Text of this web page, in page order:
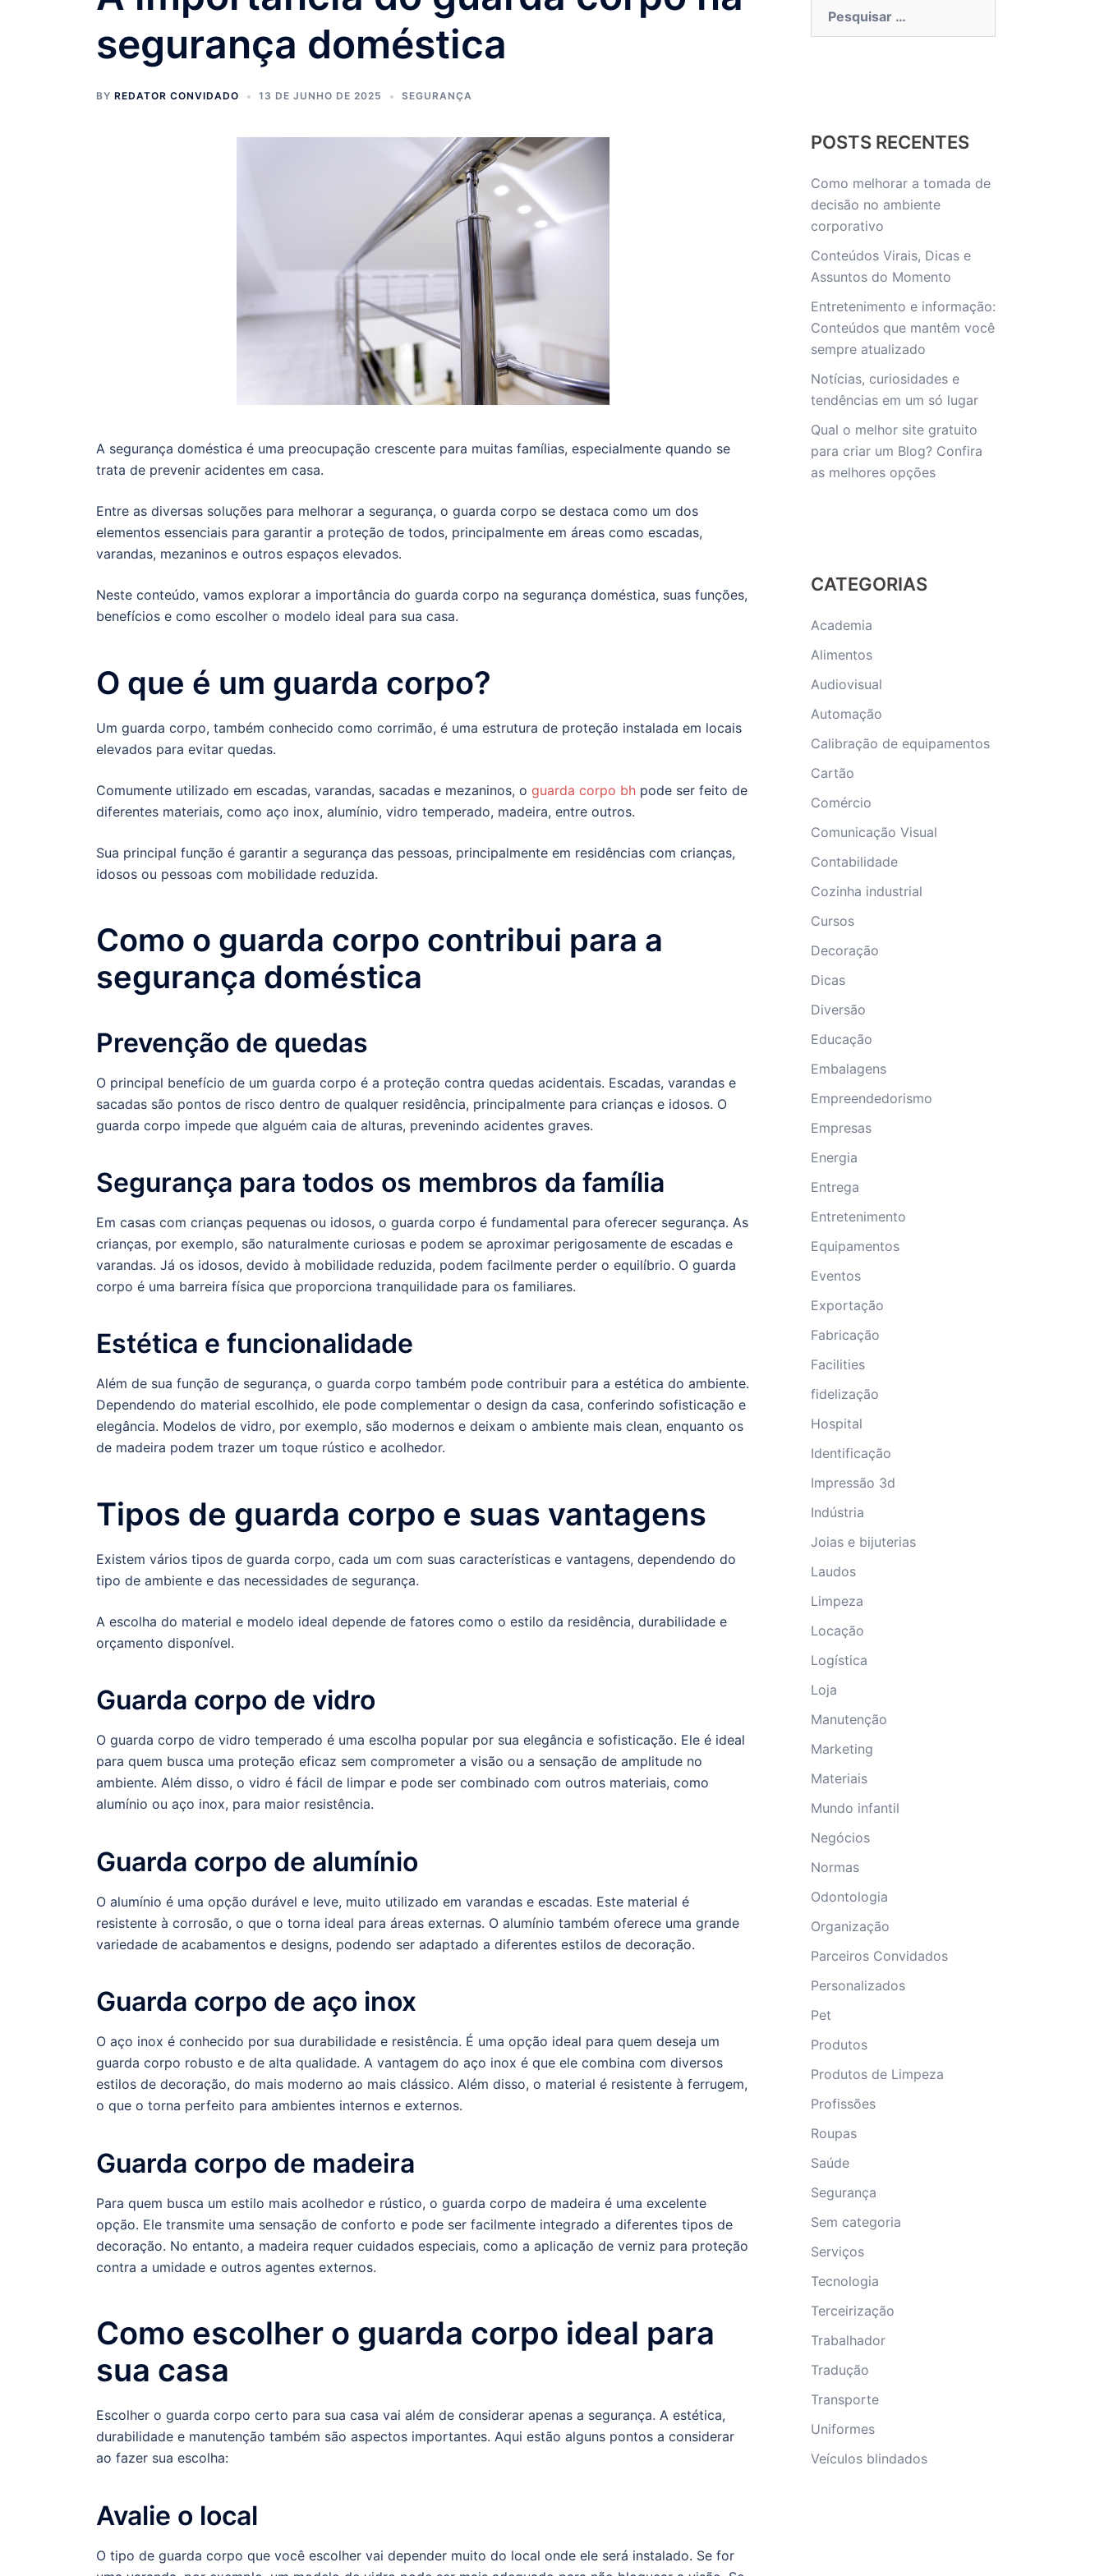
segurança doméstica
BY REDATOR CONVIDADO 13 DE JUNHO DE 2025 SEGURANÇA
A segurança doméstica é uma preocupação crescente para muitas famílias, especialmente quando se
trata de prevenir acidentes em casa.
Entre as diversas soluções para melhorar a segurança, o guarda corpo se destaca como um dos
elementos essenciais para garantir a proteção de todos, principalmente em áreas como escadas,
varandas, mezaninos e outros espaços elevados.
Neste conteúdo, vamos explorar a importância do guarda corpo na segurança doméstica, suas funções,
benefícios e como escolher o modelo ideal para sua casa.
O que é um guarda corpo?
Um guarda corpo, também conhecido como corrimão, é uma estrutura de proteção instalada em locais
elevados para evitar quedas.
Comumente utilizado em escadas, varandas, sacadas e mezaninos, o guarda corpo bh pode ser feito de
diferentes materiais, como aço inox, alumínio, vidro temperado, madeira, entre outros.
Sua principal função é garantir a segurança das pessoas, principalmente em residências com crianças,
idosos ou pessoas com mobilidade reduzida.
Como o guarda corpo contribui para a
segurança doméstica
Prevenção de quedas
O principal benefício de um guarda corpo é a proteção contra quedas acidentais. Escadas, varandas e
sacadas são pontos de risco dentro de qualquer residência, principalmente para crianças e idosos. O
guarda corpo impede que alguém caia de alturas, prevenindo acidentes graves.
Segurança para todos os membros da família
Em casas com crianças pequenas ou idosos, o guarda corpo é fundamental para oferecer segurança. As
crianças, por exemplo, são naturalmente curiosas e podem se aproximar perigosamente de escadas e
varandas. Já os idosos, devido à mobilidade reduzida, podem facilmente perder o equilíbrio. O guarda
corpo é uma barreira física que proporciona tranquilidade para os familiares.
Estética e funcionalidade
Além de sua função de segurança, o guarda corpo também pode contribuir para a estética do ambiente.
Dependendo do material escolhido, ele pode complementar o design da casa, conferindo sofisticação e
elegância. Modelos de vidro, por exemplo, são modernos e deixam o ambiente mais clean, enquanto os
de madeira podem trazer um toque rústico e acolhedor.
Tipos de guarda corpo e suas vantagens
Existem vários tipos de guarda corpo, cada um com suas características e vantagens, dependendo do
tipo de ambiente e das necessidades de segurança.
A escolha do material e modelo ideal depende de fatores como o estilo da residência, durabilidade e
orçamento disponível.
Guarda corpo de vidro
O guarda corpo de vidro temperado é uma escolha popular por sua elegância e sofisticação. Ele é ideal
para quem busca uma proteção eficaz sem comprometer a visão ou a sensação de amplitude no
ambiente. Além disso, o vidro é fácil de limpar e pode ser combinado com outros materiais, como
alumínio ou aço inox, para maior resistência.
Guarda corpo de alumínio
O alumínio é uma opção durável e leve, muito utilizado em varandas e escadas. Este material é
resistente à corrosão, o que o torna ideal para áreas externas. O alumínio também oferece uma grande
variedade de acabamentos e designs, podendo ser adaptado a diferentes estilos de decoração.
Guarda corpo de aço inox
O aço inox é conhecido por sua durabilidade e resistência. É uma opção ideal para quem deseja um
guarda corpo robusto e de alta qualidade. A vantagem do aço inox é que ele combina com diversos
estilos de decoração, do mais moderno ao mais clássico. Além disso, o material é resistente à ferrugem,
o que o torna perfeito para ambientes internos e externos.
Guarda corpo de madeira
Para quem busca um estilo mais acolhedor e rústico, o guarda corpo de madeira é uma excelente
opção. Ele transmite uma sensação de conforto e pode ser facilmente integrado a diferentes tipos de
decoração. No entanto, a madeira requer cuidados especiais, como a aplicação de verniz para proteção
contra a umidade e outros agentes externos.
Como escolher o guarda corpo ideal para
sua casa
Escolher o guarda corpo certo para sua casa vai além de considerar apenas a segurança. A estética,
durabilidade e manutenção também são aspectos importantes. Aqui estão alguns pontos a considerar
ao fazer sua escolha:
Avalie o local
O tipo de guarda corpo que você escolher vai depender muito do local onde ele será instalado. Se for
POSTS RECENTES
Como melhorar a tomada de
decisão no ambiente
corporativo
Conteúdos Virais, Dicas e
Assuntos do Momento
Entretenimento e informação:
Conteúdos que mantêm você
sempre atualizado
Notícias, curiosidades e
tendências em um só lugar
Qual o melhor site gratuito
para criar um Blog? Confira
as melhores opções
CATEGORIAS
Academia
Alimentos
Audiovisual
Automação
Calibração de equipamentos
Cartão
Comércio
Comunicação Visual
Contabilidade
Cozinha industrial
Cursos
Decoração
Dicas
Diversão
Educação
Embalagens
Empreendedorismo
Empresas
Energia
Entrega
Entretenimento
Equipamentos
Eventos
Exportação
Fabricação
Facilities
fidelização
Hospital
Identificação
Impressão 3d
Indústria
Joias e bijuterias
Laudos
Limpeza
Locação
Logística
Loja
Manutenção
Marketing
Materiais
Mundo infantil
Negócios
Normas
Odontologia
Organização
Parceiros Convidados
Personalizados
Pet
Produtos
Produtos de Limpeza
Profissões
Roupas
Saúde
Segurança
Sem categoria
Serviços
Tecnologia
Terceirização
Trabalhador
Tradução
Transporte
Uniformes
Veículos blindados